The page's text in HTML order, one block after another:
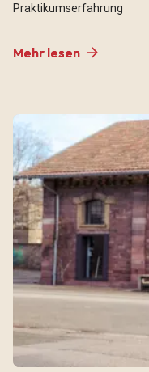
Praktikumserfahrung
Mehr lesen